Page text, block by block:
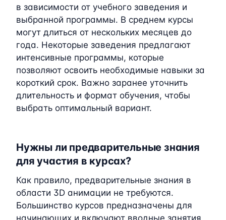
в зависимости от учебного заведения и
выбранной программы. В среднем курсы
могут длиться от нескольких месяцев до
года. Некоторые заведения предлагают
интенсивные программы, которые
позволяют освоить необходимые навыки за
короткий срок. Важно заранее уточнить
длительность и формат обучения, чтобы
выбрать оптимальный вариант.
Нужны ли предварительные знания
для участия в курсах?
Как правило, предварительные знания в
области 3D анимации не требуются.
Большинство курсов предназначены для
начинающих и включают вводные занятия.